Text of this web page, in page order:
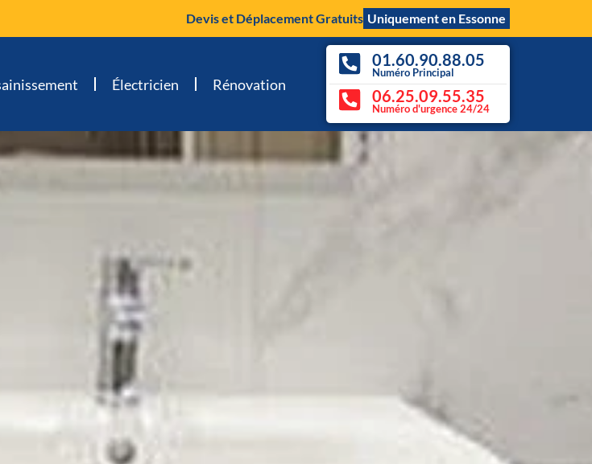
Devis et Déplacement Gratuits Uniquement en Essonne
Électricien Rénovation
01.60.90.88.05
Numéro Principal
06.25.09.55.35
Numéro d'urgence 24/24